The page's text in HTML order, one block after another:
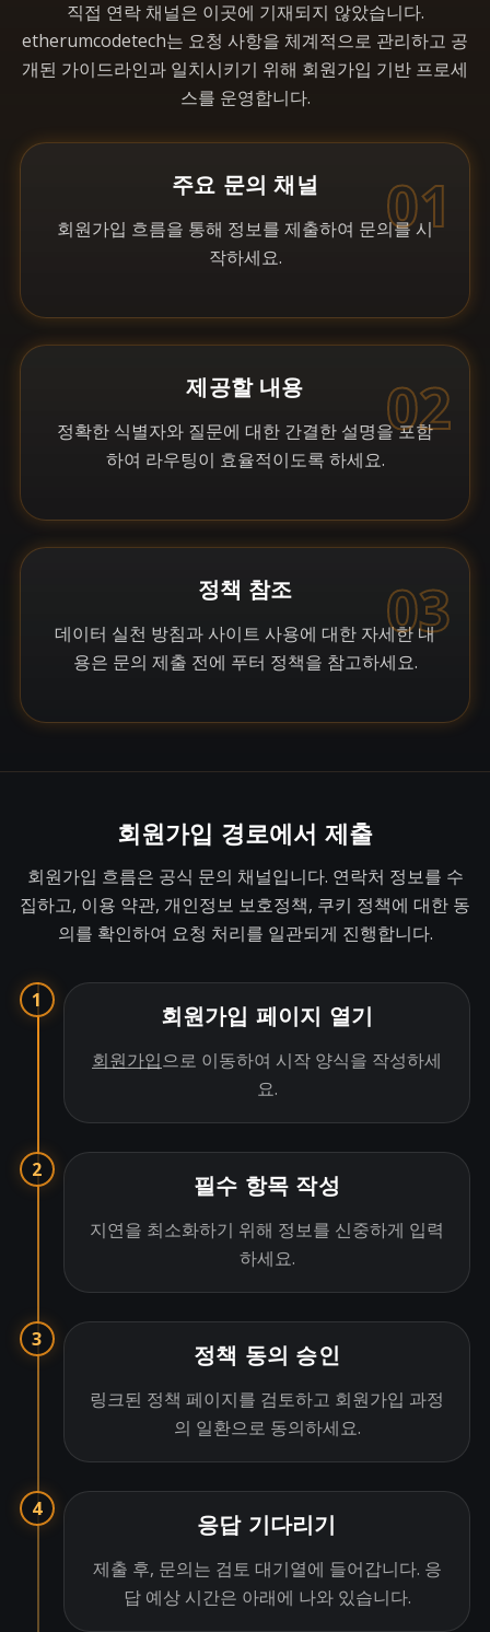
직접 연락 채널은 이곳에 기재되지 않았습니다.
etherumcodetech는 요청 사항을 체계적으로 관리하고 공
개된 가이드라인과 일치시키기 위해 회원가입 기반 프로세
스를 운영합니다.
01
주요 문의 채널
회원가입 흐름을 통해 정보를 제출하여 문의를 시
작하세요.
02
제공할 내용
정확한 식별자와 질문에 대한 간결한 설명을 포함
하여 라우팅이 효율적이도록 하세요.
03
정책 참조
데이터 실천 방침과 사이트 사용에 대한 자세한 내
용은 문의 제출 전에 푸터 정책을 참고하세요.
회원가입 경로에서 제출
회원가입 흐름은 공식 문의 채널입니다. 연락처 정보를 수
집하고, 이용 약관, 개인정보 보호정책, 쿠키 정책에 대한 동
의를 확인하여 요청 처리를 일관되게 진행합니다.
1
회원가입 페이지 열기
회원가입으로 이동하여 시작 양식을 작성하세
요.
2
필수 항목 작성
지연을 최소화하기 위해 정보를 신중하게 입력
하세요.
3
정책 동의 승인
링크된 정책 페이지를 검토하고 회원가입 과정
의 일환으로 동의하세요.
4
응답 기다리기
제출 후, 문의는 검토 대기열에 들어갑니다. 응
답 예상 시간은 아래에 나와 있습니다.